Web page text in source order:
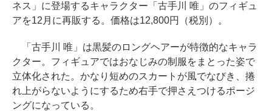
ネス」に登場するキャラクター「古手川 唯」のフィギュ
アを12月に再販する。価格は12,800円（税別）。
「古手川 唯」は黒髪のロングヘアーが特徴的なキャラ
クター。フィギュアではおなじみの制服をまとった姿で
立体化された。かなり短めのスカートが風でなびき、捲
れ上がらないようにするため右手で押さえつけるポージ
ングになっている。